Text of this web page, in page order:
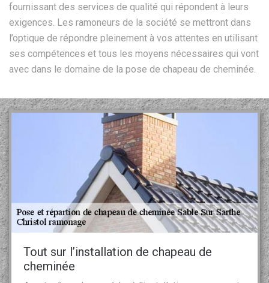
fournissant des services de qualité qui répondent à leurs
exigences. Les ramoneurs de la société se mettront dans
l’optique de répondre pleinement à vos attentes en utilisant
ses compétences et tous les moyens nécessaires qui vont
avec dans le domaine de la pose de chapeau de cheminée.
Tout sur l’installation de chapeau de
cheminée